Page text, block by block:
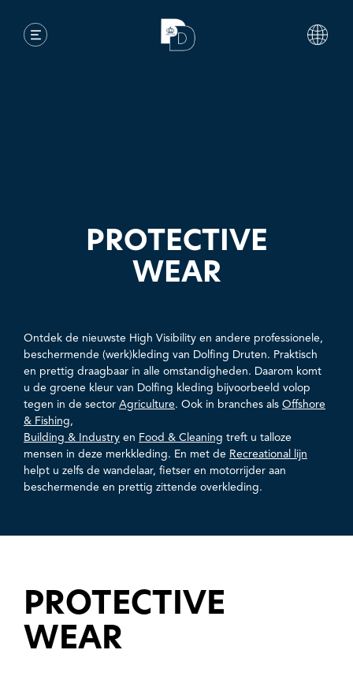
PROTECTIVE
WEAR
Ontdek de nieuwste High Visibility en andere professionele,
beschermende (werk)kleding van Dolfing Druten. Praktisch
en prettig draagbaar in alle omstandigheden. Daarom komt
u de groene kleur van Dolfing kleding bijvoorbeeld volop
tegen in de sector Agriculture . Ook in branches als Offshore
& Fishing,
Building & Industry en Food & Cleaning treft u talloze
mensen in deze merkkleding. En met de Recreational lijn
helpt u zelfs de wandelaar, fietser en motorrijder aan
beschermende en prettig zittende overkleding.
PROTECTIVE
WEAR